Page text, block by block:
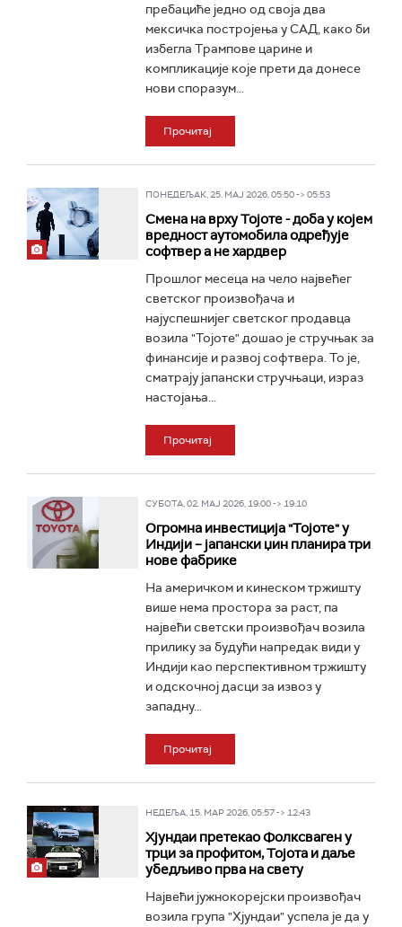
пребациће једно од своја два
мексичка постројења у САД, како би
избегла Трампове царине и
компликације које прети да донесе
нови споразум...
Прочитај
ПОНЕДЕЉАК, 25. МАЈ 2026, 05:50 -> 05:53
Смена на врху Тојоте - доба у којем
вредност аутомобила одређује
софтвер а не хардвер
Прошлог месеца на чело највећег
светског произвођача и
најуспешнијег светског продавца
возила "Тојоте" дошао је стручњак за
финансије и развој софтвера. То је,
сматрају јапански стручњаци, израз
настојања...
Прочитај
СУБОТА, 02. МАЈ 2026, 19:00 -> 19:10
Огромна инвестиција "Тојоте" у
Индији – јапански џин планира три
нове фабрике
На америчком и кинеском тржишту
више нема простора за раст, па
највећи светски произвођач возила
прилику за будући напредак види у
Индији као перспективном тржишту
и одскочној дасци за извоз у
западну...
Прочитај
НЕДЕЉА, 15. МАР 2026, 05:57 -> 12:43
Хјундаи претекао Фолксваген у
трци за профитом, Тојота и даље
убедљиво прва на свету
Највећи јужнокорејски произвођач
возила група "Хјундаи" успела је да у